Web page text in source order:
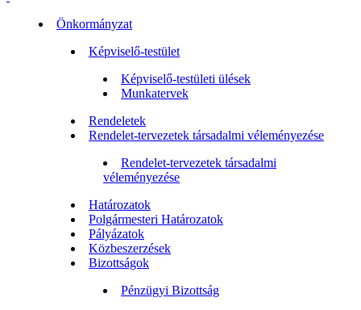
Önkormányzat
Képviselő-testület
Képviselő-testületi ülések
Munkatervek
Rendeletek
Rendelet-tervezetek társadalmi véleményezése
Rendelet-tervezetek társadalmi
véleményezése
Határozatok
Polgármesteri Határozatok
Pályázatok
Közbeszerzések
Bizottságok
Pénzügyi Bizottság